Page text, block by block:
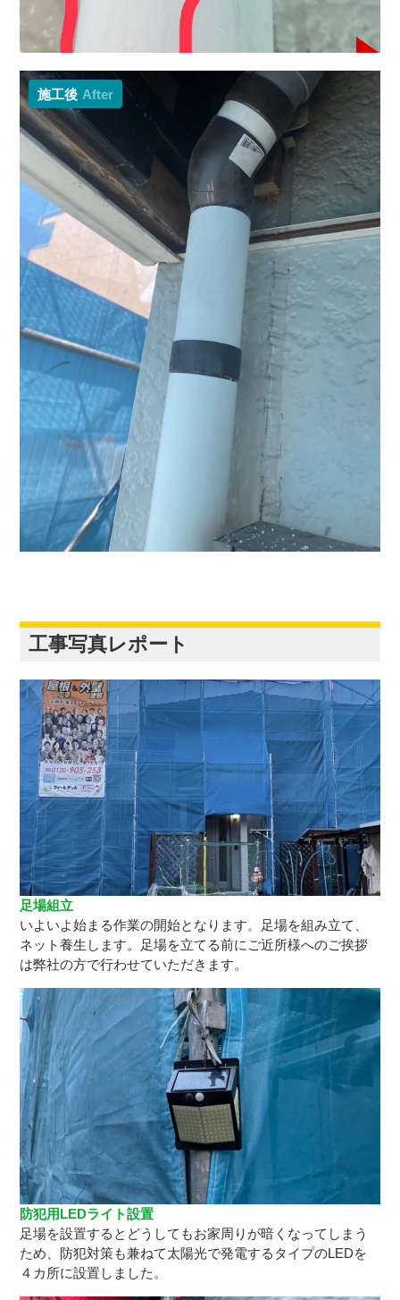
施工後 After
工事写真レポート
足場組立
いよいよ始まる作業の開始となります。足場を組み立て、
ネット養生します。足場を立てる前にご近所様へのご挨拶
は弊社の方で行わせていただきます。
防犯用LEDライト設置
足場を設置するとどうしてもお家周りが暗くなってしまう
ため、防犯対策も兼ねて太陽光で発電するタイプのLEDを
４カ所に設置しました。